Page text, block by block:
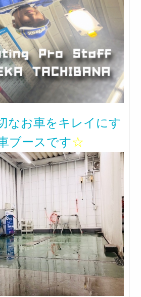
なお車をキレイにす
ブースです☆